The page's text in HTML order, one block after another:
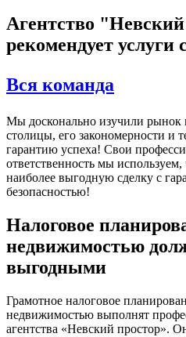
Агентство
рекомендует услуги
Вся команда
Мы досконально изучили рынок
столицы, его закономерности и
гарантию успеха! Свои
ответственность мы
наиболее выгодную сделку с
безопасностью!
Налоговое
недвижимостью
выгодными
Грамотное налоговое
недвижимостью выполнят
агентства «Невский простор».